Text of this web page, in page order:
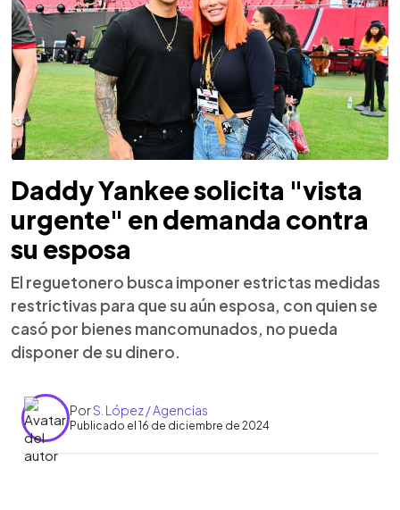
Daddy Yankee solicita "vista
urgente" en demanda contra
su esposa
El reguetonero busca imponer estrictas medidas
restrictivas para que su aún esposa, con quien se
casó por bienes mancomunados, no pueda
disponer de su dinero.
PorS. López / Agencias
Publicado el 16 de diciembre de 2024